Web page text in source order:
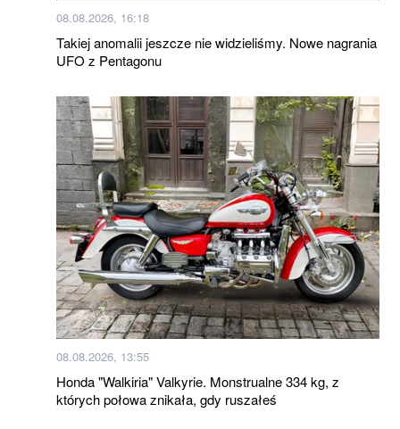
08.08.2026, 16:18
Takiej anomalii jeszcze nie widzieliśmy. Nowe nagrania
UFO z Pentagonu
08.08.2026, 13:55
Honda "Walkiria" Valkyrie. Monstrualne 334 kg, z
których połowa znikała, gdy ruszałeś